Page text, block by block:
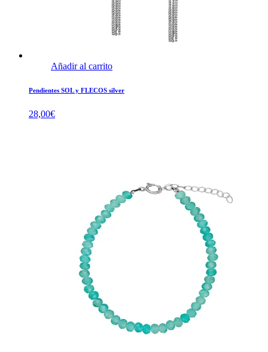
Añadir al carrito
Pendientes SOL y FLECOS silver
28,00€